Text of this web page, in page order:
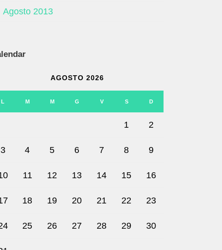
Agosto 2013
AGOSTO 2026
L M M G V S D
1 2
3 4 5 6 7 8 9
11 12 13 14 15 16
18 19 20 21 22 23
25 26 27 28 29 30